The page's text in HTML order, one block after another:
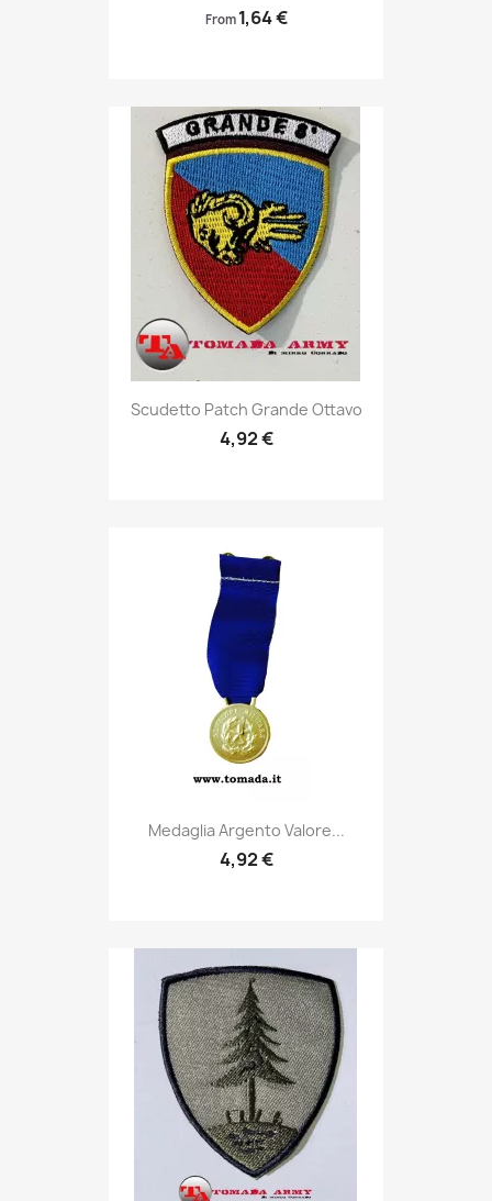
From 1,64 €
Anteprima
Scudetto Patch Grande Ottavo
4,92 €
Anteprima
Medaglia Argento Valore...
4,92 €